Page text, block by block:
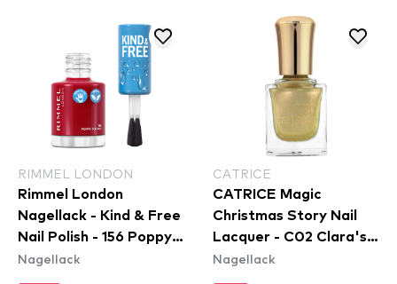
RIMMEL LONDON
Rimmel London
Nagellack - Kind & Free
Nail Polish - 156 Poppy
Pop Red
Nagellack
CATRICE
CATRICE Magic
Christmas Story Nail
Lacquer - C02 Clara's
Adventures
Nagellack